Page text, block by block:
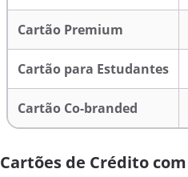
Cartão Premium
Cartão para Estudantes
Cartão Co-branded
Cartões de Crédito